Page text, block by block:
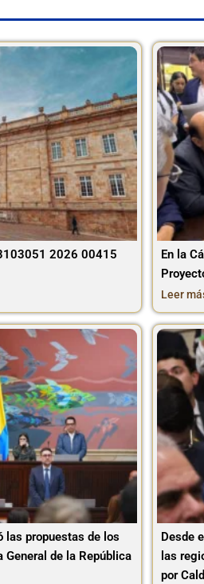
2026 00415
En la
Leer
las propuestas de los
de la República
Desde
las
por